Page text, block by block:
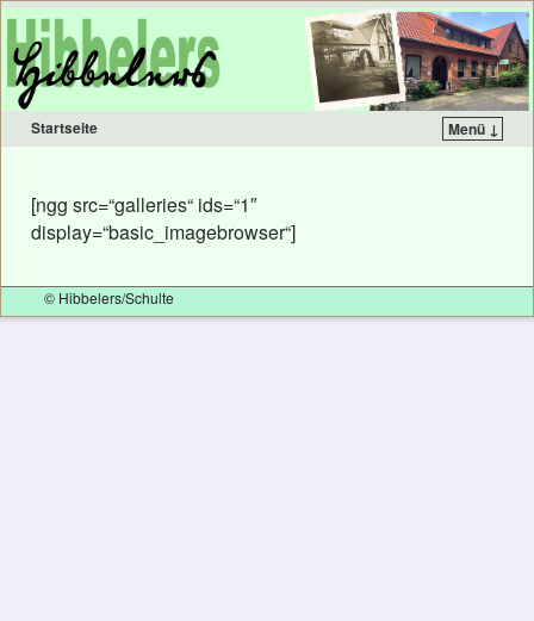
Startseite Menü ↓
[ngg src=“galleries“ ids=“1″
display=“basic_imagebrowser“]
© Hibbelers/Schulte